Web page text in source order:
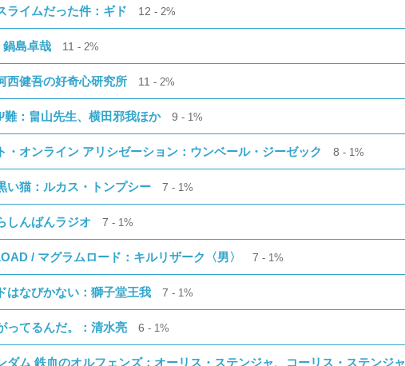
ライムだった件：ギド 12 2%
島卓哉 11 2%
西健吾の好奇心研究所 11 2%
：畠山先生、横田邪我ほか 9 1%
・オンライン アリシゼーション：ウンベール・ジーゼック 8 1%
い猫：ルカス・トンプシー 7 1%
しんばんラジオ 7 1%
/ マグラムロード：キルリザーク〈男〉 7 1%
はなびかない：獅子堂王我 7 1%
ってるんだ。：清水亮 6 1%
ダム 鉄血のオルフェンズ：オーリス・ステンジャ、コーリス・ステンジャ